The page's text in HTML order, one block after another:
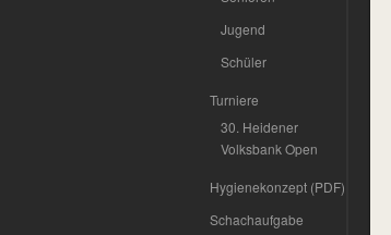
Jugend
Schüler
Turniere
30. Heidener
Volksbank Open
Hygienekonzept (PDF)
Schachaufgabe